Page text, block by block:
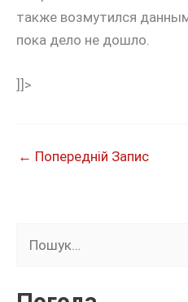
также возмутился
пока дело не дошло.
]]>
← Попередній Запис
к